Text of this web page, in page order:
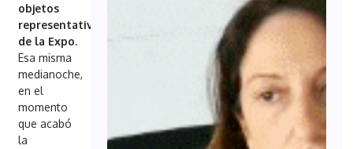
objetos
representativos
de la Expo.
Esa misma
medianoche,
en el
momento
que acabó
la